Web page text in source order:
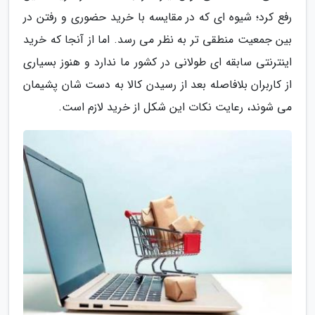
رفع کرد؛ شیوه ای که در مقایسه با خرید حضوری و رفتن در
بین جمعیت منطقی تر به نظر می رسد. اما از آنجا که خرید
اینترنتی سابقه ای طولانی در کشور ما ندارد و هنوز بسیاری
از کاربران بلافاصله بعد از رسیدن کالا به دست شان پشیمان
می شوند، رعایت نکات این شکل از خرید لازم است.